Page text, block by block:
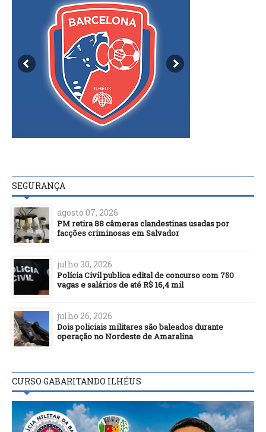
SEGURANÇA
agosto 07, 2026
PM retira 88 câmeras clandestinas usadas por
facções criminosas em Salvador
julho 30, 2026
Polícia Civil publica edital de concurso com 750
vagas e salários de até R$ 16,4 mil
julho 26, 2026
Dois policiais militares são baleados durante
operação no Nordeste de Amaralina
CURSO GABARITANDO ILHÉUS